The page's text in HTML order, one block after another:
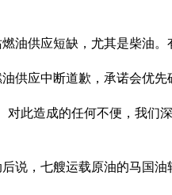
油供应短缺，尤其是柴油
供应中断道歉，承诺会优
对此造成的任何不便，我们
说，七艘运载原油的马国油